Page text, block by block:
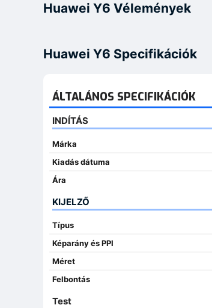
Huawei Y6 Vélemények
Huawei Y6 Specifikációk
ÁLTALÁNOS SPECIFIKÁCIÓK
INDÍTÁS
Márka
Kiadás dátuma
Ára
KIJELZŐ
Típus
Képarány és PPI
Méret
Felbontás
Test